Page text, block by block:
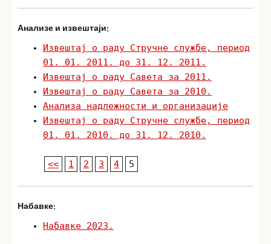
Анализе и извештаји:
Извештај о раду Стручне службе, период
01. 01. 2011. до 31. 12. 2011.
Извештај о раду Савета за 2011.
Извештај о раду Савета за 2010.
Анализа надлежности и организације
Извештај о раду Стручне службе, период
01. 01. 2010. до 31. 12. 2010.
<< 1 2 3 4 5
Набавке:
Набавке 2023.